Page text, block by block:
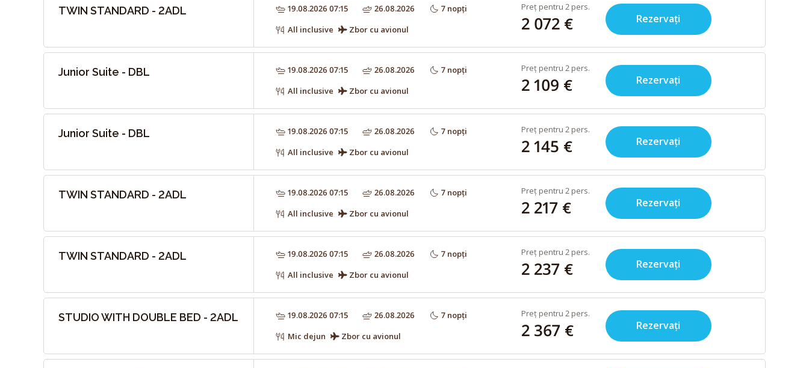
TWIN STANDARD - 2ADL 19.08.2026 07:15 26.08.2026
7 nopți
All inclusive
Zbor cu avionul
Preț pentru 2 pers.
2 072 € Rezervați
Junior Suite - DBL 19.08.2026 07:15 26.08.2026
7 nopți
All inclusive
Zbor cu avionul
Preț pentru 2 pers.
2 109 € Rezervați
Junior Suite - DBL 19.08.2026 07:15 26.08.2026
7 nopți
All inclusive
Zbor cu avionul
Preț pentru 2 pers.
2 145 € Rezervați
TWIN STANDARD - 2ADL 19.08.2026 07:15 26.08.2026
7 nopți
All inclusive
Zbor cu avionul
Preț pentru 2 pers.
2 217 € Rezervați
TWIN STANDARD - 2ADL 19.08.2026 07:15 26.08.2026
7 nopți
All inclusive
Zbor cu avionul
Preț pentru 2 pers.
2 237 € Rezervați
STUDIO WITH DOUBLE BED - 2ADL 19.08.2026 07:15 26.08.2026
7 nopți
Mic dejun
Zbor cu avionul
Preț pentru 2 pers.
2 367 € Rezervați